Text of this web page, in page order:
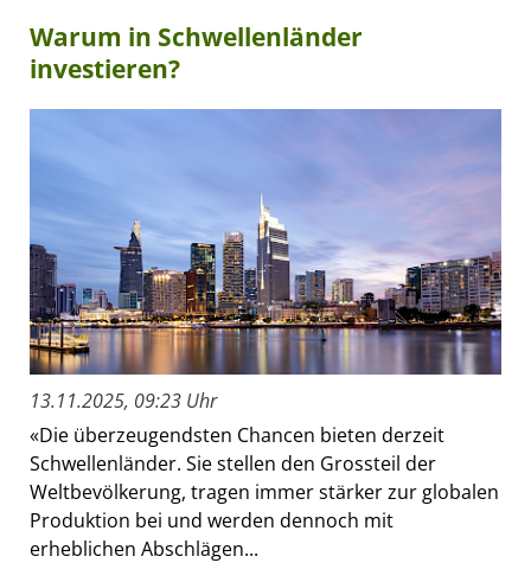
Warum in Schwellenländer
investieren?
13.11.2025, 09:23 Uhr
«Die überzeugendsten Chancen bieten derzeit
Schwellenländer. Sie stellen den Grossteil der
Weltbevölkerung, tragen immer stärker zur globalen
Produktion bei und werden dennoch mit
erheblichen Abschlägen...